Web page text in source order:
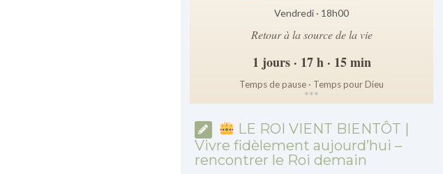
Vendredi · 18h00
Retour à la source de la vie
1 jours · 17 h · 15 min
Temps de pause · Temps pour Dieu
***
LE ROI VIENT BIENTÔT |
Vivre fidèlement aujourd’hui –
rencontrer le Roi demain